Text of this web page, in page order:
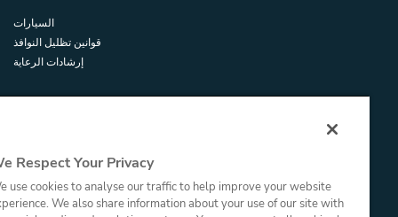
السيارات
قوانين تظليل النوافذ
إرشادات الرعاية
شهادات السلامة والأمان
مسرد المصطلحات
بوابة الوكلاء
Respect Your Privacy
use cookies to analyse our traffic to help improve your website
We also share information about your use of our site with